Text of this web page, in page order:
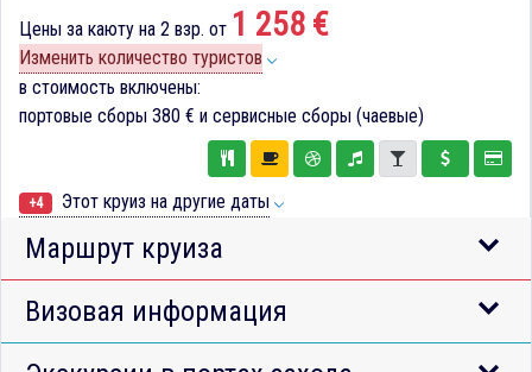
Цены за каюту на 2 взр. от 1 258 €
Изменить количество туристов
в стоимость включены:
портовые сборы 380 € и сервисные сборы (чаевые)
+4 Этот круиз на другие даты
Маршрут круиза
Визовая информация